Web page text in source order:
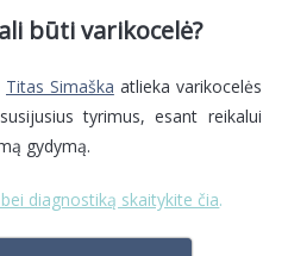
būti varikocelė?
Titas Simaška atlieka varikocelės
tyrimus, esant reikalui
gydymą.
diagnostiką skaitykite čia.